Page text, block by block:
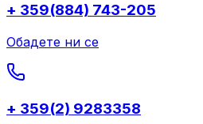
+ 359(884) 743-205
Обадете ни се
+ 359(2) 9283358